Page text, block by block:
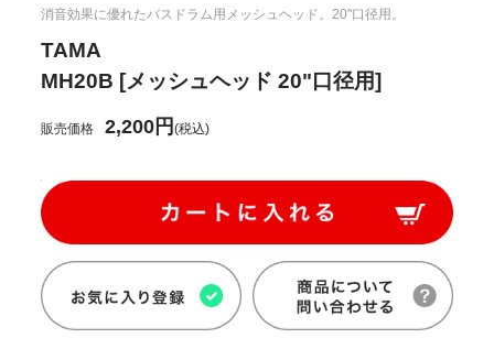
消音効果に優れたバスドラム用メッシュヘッド。20"口径用。
TAMA
MH20B [メッシュヘッド 20"口径用]
販売価格 2,200円(税込)